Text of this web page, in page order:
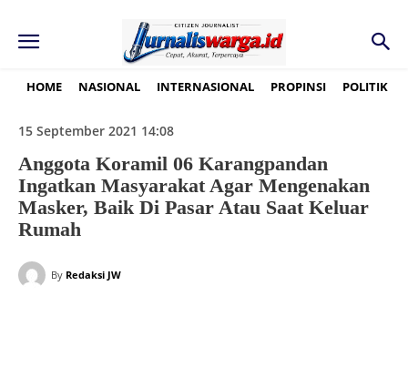
HOME NASIONAL INTERNASIONAL PROPINSI POLITIK
15 September 2021 14:08
Anggota Koramil 06 Karangpandan
Ingatkan Masyarakat Agar Mengenakan
Masker, Baik Di Pasar Atau Saat Keluar
Rumah
By Redaksi JW